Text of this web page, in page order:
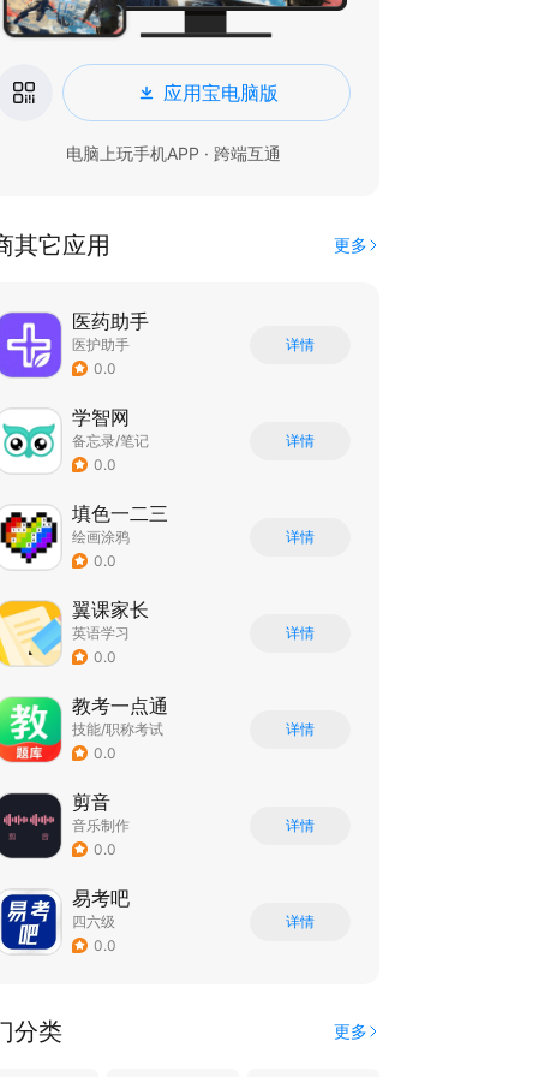
应用宝电脑版
电脑上玩手机APP · 跨端互通
其它应用 更多
医药助手
医护助手
0.0
详情
学智网
备忘录/笔记
0.0
详情
填色一二三
绘画涂鸦
0.0
详情
翼课家长
英语学习
0.0
详情
教考一点通
技能/职称考试
0.0
详情
剪音
音乐制作
0.0
详情
易考吧
四六级
0.0
详情
分类 更多